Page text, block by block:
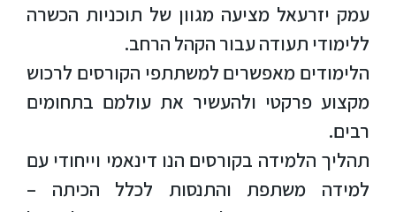
לימודי
חוץ
והמשך
מתעניינים
סטודנטים
עמק יזרעאל מציעה מגוון של תוכניות הכשרה
ללימודי תעודה עבור הקהל הרחב.
הלימודים מאפשרים למשתתפי הקורסים לרכוש
מקצוע פרקטי ולהעשיר את עולמם בתחומים
רבים.
תהליך הלמידה בקורסים הנו דינאמי וייחודי עם
למידה משתפת והתנסות לכלל הכיתה –